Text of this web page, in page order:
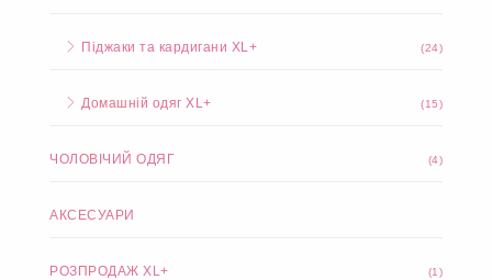
Піджаки та кардигани XL+ (24)
Домашній одяг XL+ (15)
ЧОЛОВІЧИЙ ОДЯГ (4)
АКСЕСУАРИ
РОЗПРОДАЖ XL+ (1)